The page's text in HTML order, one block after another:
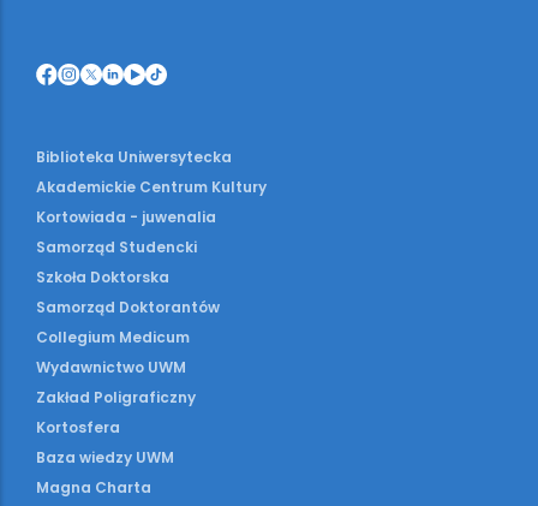
Biblioteka Uniwersytecka
Akademickie Centrum Kultury
Kortowiada - juwenalia
Samorząd Studencki
Szkoła Doktorska
Samorząd Doktorantów
Collegium Medicum
Wydawnictwo UWM
Zakład Poligraficzny
Kortosfera
Baza wiedzy UWM
Magna Charta